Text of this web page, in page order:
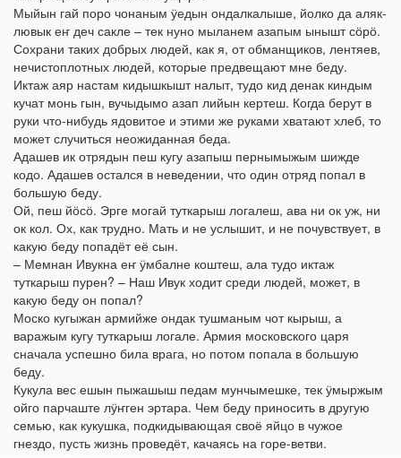
Мыйын гай поро чонаным ӱедын ондалкалыше, йолко да аляк-
лювык еҥ деч сакле – тек нуно мыланем азапым ынышт сӧрӧ.
Сохрани таких добрых людей, как я, от обманщиков, лентяев,
нечистоплотных людей, которые предвещают мне беду.
Иктаж аяр настам кидышкышт налыт, тудо кид денак киндым
кучат монь гын, вучыдымо азап лийын кертеш. Когда берут в
руки что-нибудь ядовитое и этими же руками хватают хлеб, то
может случиться неожиданная беда.
Адашев ик отрядын пеш кугу азапыш пернымыжым шижде
кодо. Адашев остался в неведении, что один отряд попал в
большую беду.
Ой, пеш йӧсӧ. Эрге могай туткарыш логалеш, ава ни ок уж, ни
ок кол. Ох, как трудно. Мать и не услышит, и не почувствует, в
какую беду попадёт её сын.
– Мемнан Ивукна еҥ ӱмбалне коштеш, ала тудо иктаж
туткарыш пурен? – Наш Ивук ходит среди людей, может, в
какую беду он попал?
Моско кугыжан армийже ондак тушманым чот кырыш, а
варажым кугу туткарыш логале. Армия московского царя
сначала успешно била врага, но потом попала в большую
беду.
Кукула вес ешын пыжашыш педам мунчымешке, тек ӱмыржым
ойго парчаште лӱҥген эртара. Чем беду приносить в другую
семью, как кукушка, подкидывающая своё яйцо в чужое
гнездо, пусть жизнь проведёт, качаясь на горе-ветви.